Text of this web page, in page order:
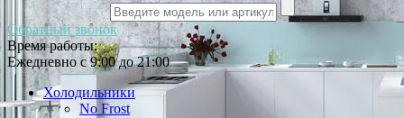
Обратный звонок
Время работы:
Ежедневно с 9:00 до 21:00
Холодильники
No Frost